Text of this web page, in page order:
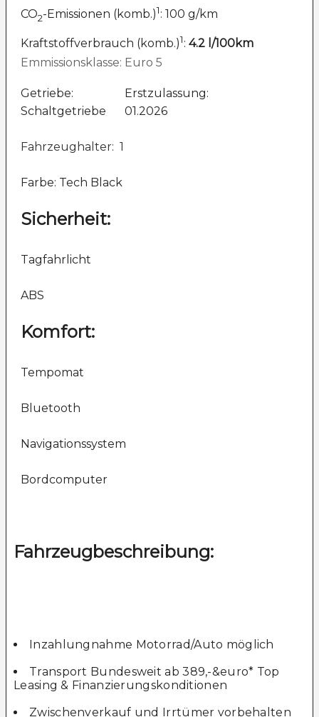
CO2-Emissionen (komb.)1: 100 g/km
Kraftstoffverbrauch (komb.)1: 4.2 l/100km
Emmissionsklasse: Euro 5
Getriebe:
Schaltgetriebe
Erstzulassung:
01.2026
Fahrzeughalter: 1
Farbe: Tech Black
Sicherheit:
Tagfahrlicht
ABS
Komfort:
Tempomat
Bluetooth
Navigationssystem
Bordcomputer
Fahrzeugbeschreibung:
Inzahlungnahme Motorrad/Auto möglich
Transport Bundesweit ab 389,-&euro* Top
Leasing & Finanzierungskonditionen
Zwischenverkauf und Irrtümer vorbehalten